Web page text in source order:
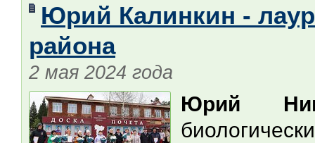
Юрий Калинкин -
района
2 мая 2024 года
Юрий